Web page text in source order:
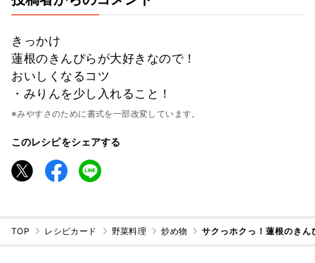
きっかけ
蓮根のきんぴらが大好きなので！
おいしくなるコツ
・みりんを少し入れること！
※みやすさのために書式を一部改変しています。
このレシピをシェアする
TOP レシピカード 野菜料理 炒め物 サクっホクっ！蓮根のき